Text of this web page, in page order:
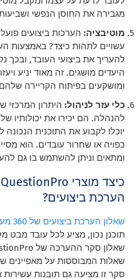
מגבירה את החוסן הנפשי
מוטיבציה: הערכות ביצועים
עשויים לתהות כיצד? באמצעות
להעריך את ביצועי העובד, ובכך
היעדים מושגים. זה מאוד יניע
ומושקעים בפיתוח הקריירה
כלי עזר לניהול: היתרון המרכזי
להנהלה. הם יכירו את יכולותיו
יוכלו לקבוע את התוכנית
כפויה או שחרור עובדים. הוא
ומתאים וניתן להשתמש בו גם
הערכת ביצועים?
שאלון הערכת ביצועים של 360 מעלות
תוכנן נכון, מציע לכל עובד מבט
שאלות המבוססות על מאפיינים
סקר זו מציעה גם תובנות